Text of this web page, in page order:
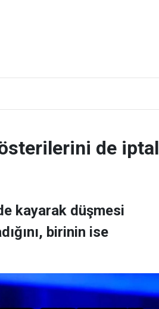
de iptal
kayarak düşmesi
birinin ise